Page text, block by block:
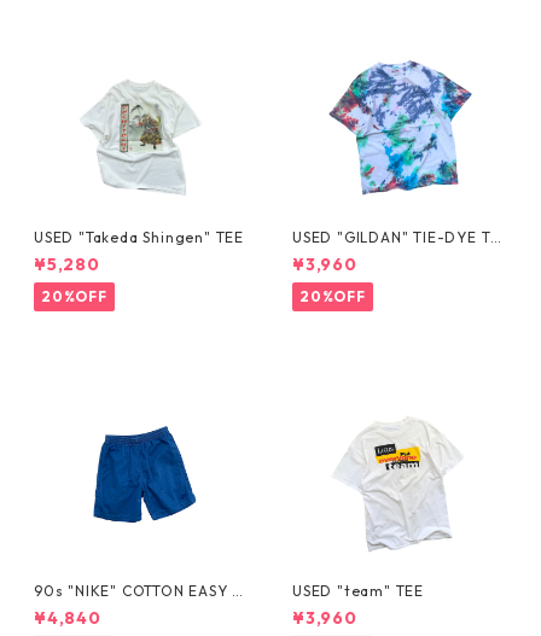
USED "Takeda Shingen" TEE
¥5,280
20%OFF
USED "GILDAN" TIE-DYE TE
E
¥3,960
20%OFF
90s "NIKE" COTTON EASY S
HORTS
¥4,840
USED "team" TEE
¥3,960